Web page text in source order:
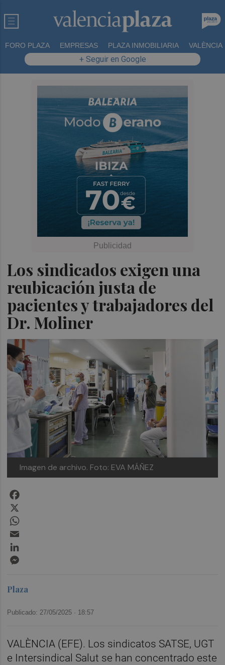
FORO PLAZA EMPRESAS PLAZA INMOBILIARIA VALÈNCIA
+ Seguir en Google
Los sindicados exigen una
reubicación justa de
pacientes y trabajadores del
Dr. Moliner
Imagen de archivo. Foto: EVA MÁÑEZ
Plaza
Publicado: 27/05/2025 · 18:57
VALÈNCIA (EFE). Los sindicatos SATSE, UGT
e Intersindical Salut se han concentrado este